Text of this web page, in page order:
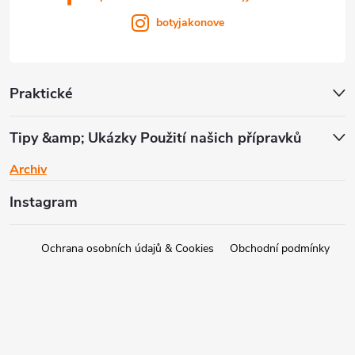
Praktické
Tipy &amp; Ukázky Použití našich přípravků
Archiv
botyjakonove
Instagram
Ochrana osobních údajů & Cookies Obchodní podmínky